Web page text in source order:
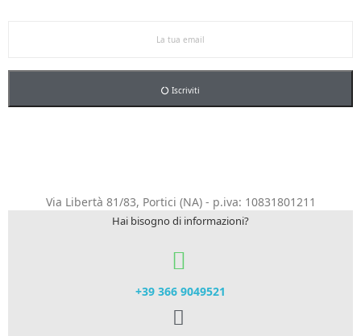
Iscriviti
Via Libertà 81/83, Portici (NA) - p.iva: 10831801211
Hai bisogno di informazioni?
+39 366 9049521​